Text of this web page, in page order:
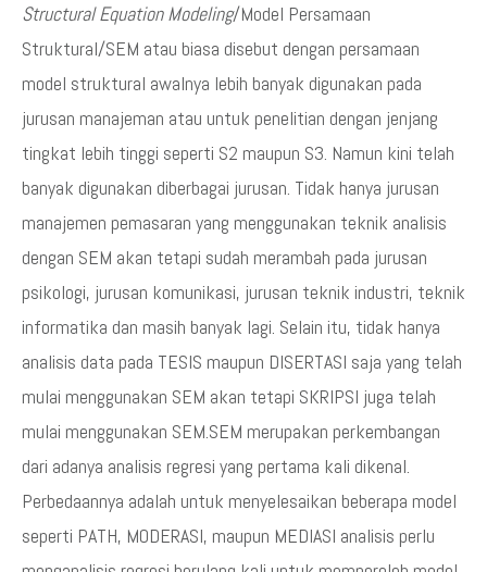
Structural Equation Modeling/Model Persamaan
Struktural/SEM atau biasa disebut dengan persamaan
model struktural awalnya lebih banyak digunakan pada
jurusan manajeman atau untuk penelitian dengan jenjang
tingkat lebih tinggi seperti S2 maupun S3. Namun kini telah
banyak digunakan diberbagai jurusan. Tidak hanya jurusan
manajemen pemasaran yang menggunakan teknik analisis
dengan SEM akan tetapi sudah merambah pada jurusan
psikologi, jurusan komunikasi, jurusan teknik industri, teknik
informatika dan masih banyak lagi. Selain itu, tidak hanya
analisis data pada TESIS maupun DISERTASI saja yang telah
mulai menggunakan SEM akan tetapi SKRIPSI juga telah
mulai menggunakan SEM.SEM merupakan perkembangan
dari adanya analisis regresi yang pertama kali dikenal.
Perbedaannya adalah untuk menyelesaikan beberapa model
seperti PATH, MODERASI, maupun MEDIASI analisis perlu